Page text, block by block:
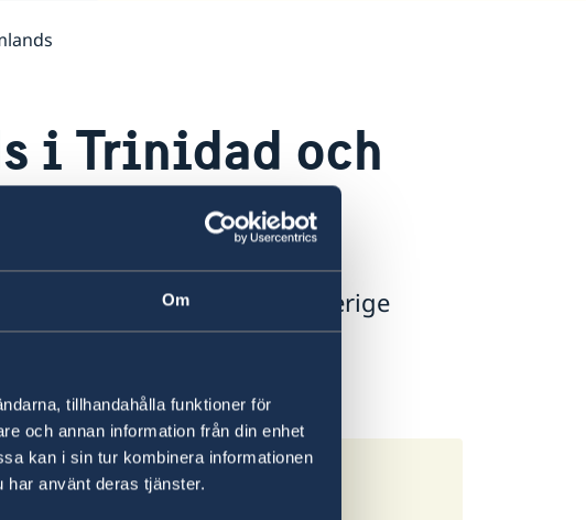
Om
tillhandahålla funktioner för
och annan information från din enhet
kan i sin tur kombinera informationen
har använt deras tjänster.
i Trinidad och
sina pass vid besök i Sverige
ambassad.